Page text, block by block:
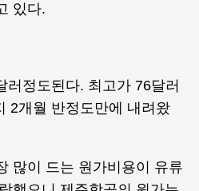
있다.
러정도된다. 최고가 76달러
2개월 반정도만에 내려왔
많이 드는 원가비용이 유류